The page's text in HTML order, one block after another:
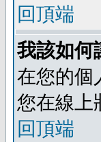
回頂端
我該如何
在您的個
您在線上
回頂端